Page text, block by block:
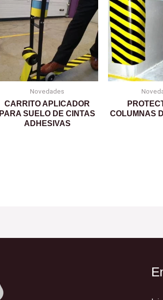
Novedades
CARRITO APLICADOR
PARA SUELO DE CINTAS
ADHESIVAS
COLUMNAS